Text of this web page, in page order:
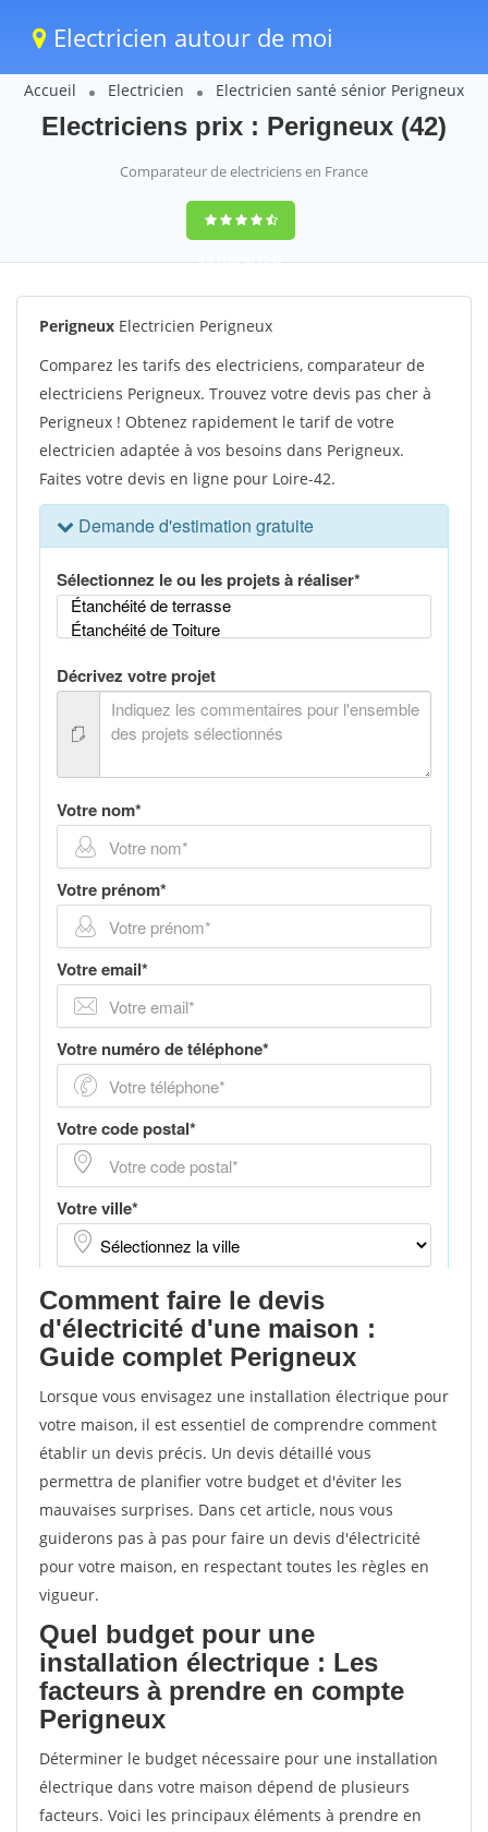
Electricien autour de moi
Accueil Electricien Electricien santé sénior Perigneux
Electriciens prix : Perigneux (42)
Comparateur de electriciens en France
9,2(100%)1242
votes
Perigneux Electricien Perigneux
Comparez les tarifs des electriciens, comparateur de
electriciens Perigneux. Trouvez votre devis pas cher à
Perigneux ! Obtenez rapidement le tarif de votre
electricien adaptée à vos besoins dans Perigneux.
Faites votre devis en ligne pour Loire-42.
Comment faire le devis
d'électricité d'une maison :
Guide complet Perigneux
Lorsque vous envisagez une installation électrique pour
votre maison, il est essentiel de comprendre comment
établir un devis précis. Un devis détaillé vous
permettra de planifier votre budget et d'éviter les
mauvaises surprises. Dans cet article, nous vous
guiderons pas à pas pour faire un devis d'électricité
pour votre maison, en respectant toutes les règles en
vigueur.
Quel budget pour une
installation électrique : Les
facteurs à prendre en compte
Perigneux
Déterminer le budget nécessaire pour une installation
électrique dans votre maison dépend de plusieurs
facteurs. Voici les principaux éléments à prendre en